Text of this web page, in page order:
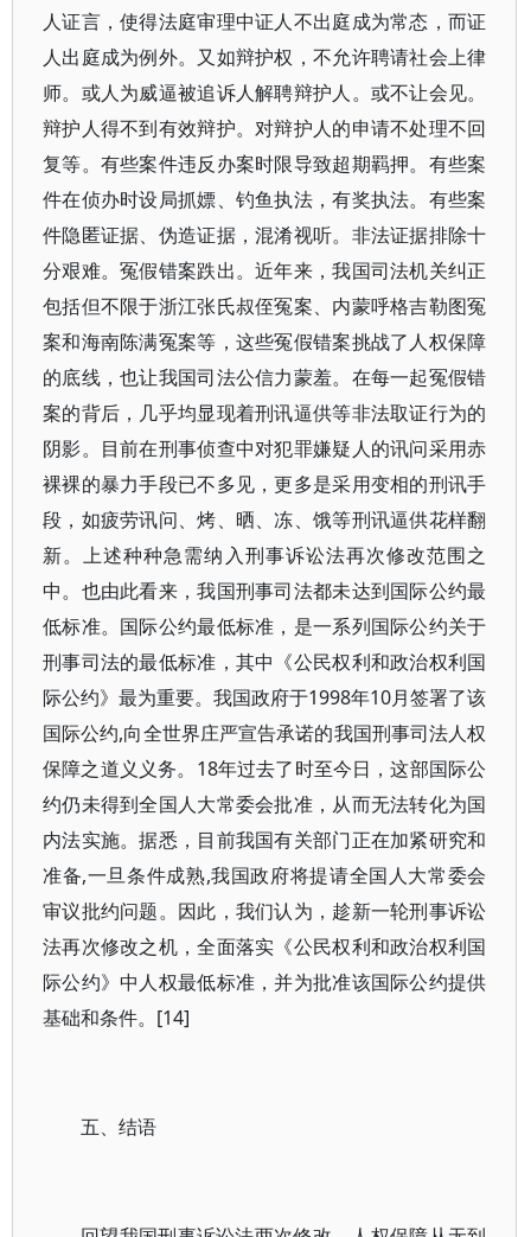
人证言，使得法庭审理中证人不出庭成为常态，而证
人出庭成为例外。又如辩护权，不允许聘请社会上律
师。或人为威逼被追诉人解聘辩护人。或不让会见。
辩护人得不到有效辩护。对辩护人的申请不处理不回
复等。有些案件违反办案时限导致超期羁押。有些案
件在侦办时设局抓嫖、钓鱼执法，有奖执法。有些案
件隐匿证据、伪造证据，混淆视听。非法证据排除十
分艰难。冤假错案跌出。近年来，我国司法机关纠正
包括但不限于浙江张氏叔侄冤案、内蒙呼格吉勒图冤
案和海南陈满冤案等，这些冤假错案挑战了人权保障
的底线，也让我国司法公信力蒙羞。在每一起冤假错
案的背后，几乎均显现着刑讯逼供等非法取证行为的
阴影。目前在刑事侦查中对犯罪嫌疑人的讯问采用赤
裸裸的暴力手段已不多见，更多是采用变相的刑讯手
段，如疲劳讯问、烤、晒、冻、饿等刑讯逼供花样翻
新。上述种种急需纳入刑事诉讼法再次修改范围之
中。也由此看来，我国刑事司法都未达到国际公约最
低标准。国际公约最低标准，是一系列国际公约关于
刑事司法的最低标准，其中《公民权利和政治权利国
际公约》最为重要。我国政府于1998年10月签署了该
国际公约,向全世界庄严宣告承诺的我国刑事司法人权
保障之道义义务。18年过去了时至今日，这部国际公
约仍未得到全国人大常委会批准，从而无法转化为国
内法实施。据悉，目前我国有关部门正在加紧研究和
准备,一旦条件成熟,我国政府将提请全国人大常委会
审议批约问题。因此，我们认为，趁新一轮刑事诉讼
法再次修改之机，全面落实《公民权利和政治权利国
际公约》中人权最低标准，并为批准该国际公约提供
基础和条件。[14]
五、结语